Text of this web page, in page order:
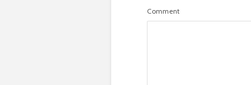
Comment